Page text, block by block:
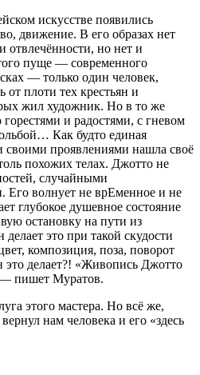
искусстве появились
движение. В его образах нет
отвлечённости, но нет и
пуще — современного
— только один человек,
плоти тех крестьян и
жил художник. Но в то же
горестями и радостями, с гневом
Как будто единая
своими проявлениями нашла своё
похожих телах. Джотто не
случайными
Его волнует не врЕменное и не
глубокое душевное состояние
остановку на пути из
это при такой скудости
композиция, поза, поворот
это делает?! «Живопись Джотто
— пишет Муратов.
этого мастера. Но всё же,
нам человека и его «здесь